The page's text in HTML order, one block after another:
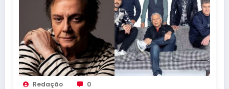
Redação 0